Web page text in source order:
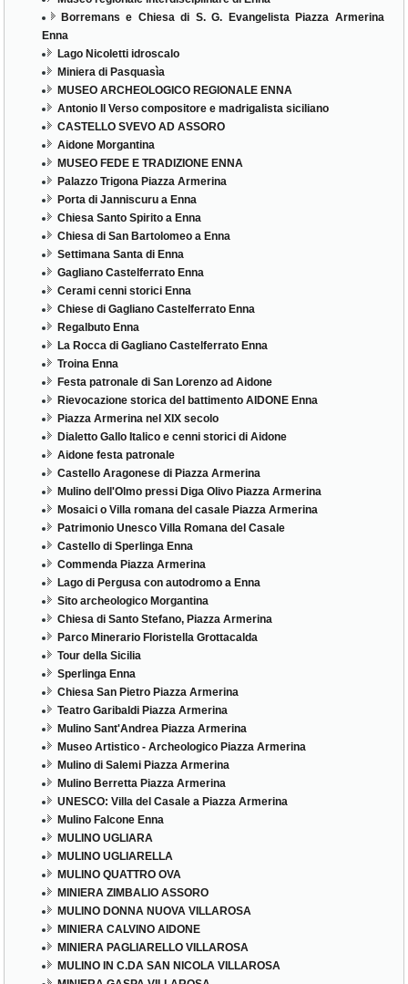
Borremans e Chiesa di S. G. Evangelista Piazza Armerina
Enna
Lago Nicoletti idroscalo
Miniera di Pasquasìa
MUSEO ARCHEOLOGICO REGIONALE ENNA
Antonio Il Verso compositore e madrigalista siciliano
CASTELLO SVEVO AD ASSORO
Aidone Morgantina
MUSEO FEDE E TRADIZIONE ENNA
Palazzo Trigona Piazza Armerina
Porta di Janniscuru a Enna
Chiesa Santo Spirito a Enna
Chiesa di San Bartolomeo a Enna
Settimana Santa di Enna
Gagliano Castelferrato Enna
Cerami cenni storici Enna
Chiese di Gagliano Castelferrato Enna
Regalbuto Enna
La Rocca di Gagliano Castelferrato Enna
Troina Enna
Festa patronale di San Lorenzo ad Aidone
Rievocazione storica del battimento AIDONE Enna
Piazza Armerina nel XIX secolo
Dialetto Gallo Italico e cenni storici di Aidone
Aidone festa patronale
Castello Aragonese di Piazza Armerina
Mulino dell'Olmo pressi Diga Olivo Piazza Armerina
Mosaici o Villa romana del casale Piazza Armerina
Patrimonio Unesco Villa Romana del Casale
Castello di Sperlinga Enna
Commenda Piazza Armerina
Lago di Pergusa con autodromo a Enna
Sito archeologico Morgantina
Chiesa di Santo Stefano, Piazza Armerina
Parco Minerario Floristella Grottacalda
Tour della Sicilia
Sperlinga Enna
Chiesa San Pietro Piazza Armerina
Teatro Garibaldi Piazza Armerina
Mulino Sant'Andrea Piazza Armerina
Museo Artistico - Archeologico Piazza Armerina
Mulino di Salemi Piazza Armerina
Mulino Berretta Piazza Armerina
UNESCO: Villa del Casale a Piazza Armerina
Mulino Falcone Enna
MULINO UGLIARA
MULINO UGLIARELLA
MULINO QUATTRO OVA
MINIERA ZIMBALIO ASSORO
MULINO DONNA NUOVA VILLAROSA
MINIERA CALVINO AIDONE
MINIERA PAGLIARELLO VILLAROSA
MULINO IN C.DA SAN NICOLA VILLAROSA